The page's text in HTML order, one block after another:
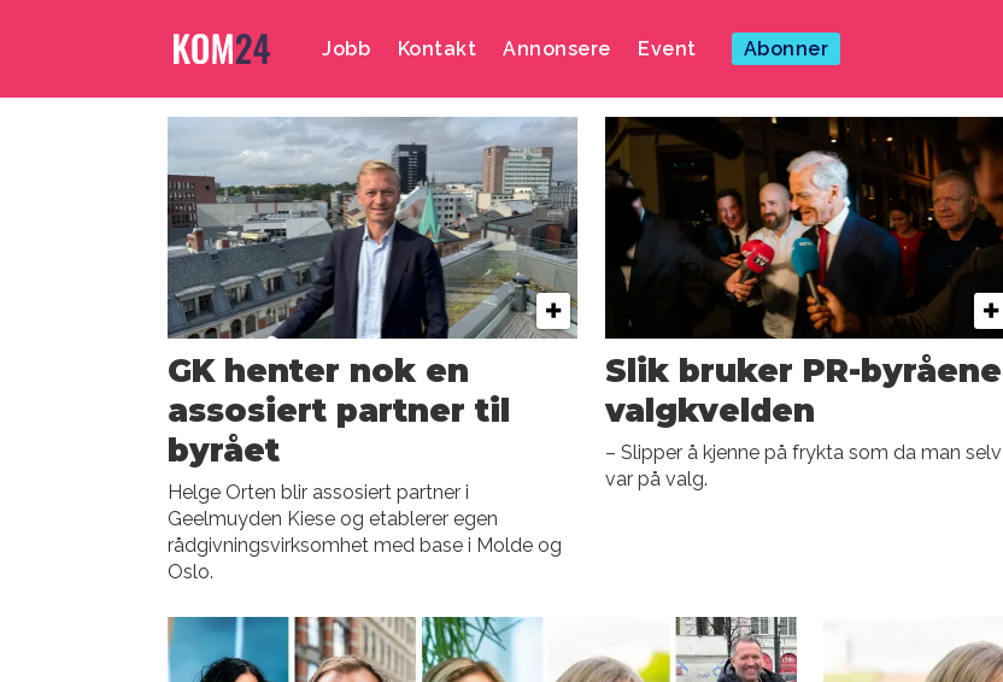
Jobb Kontakt Annonsere Event Abonner
Emne:
lagesen
GK henter nok en
assosiert partner til
byrået
Helge Orten blir assosiert partner i
Geelmuyden Kiese og etablerer egen
rådgivningsvirksomhet med base i Molde og
Oslo.
Slik bruker PR-byråene
valgkvelden
– Slipper å kjenne på frykta som da man selv
var på valg.